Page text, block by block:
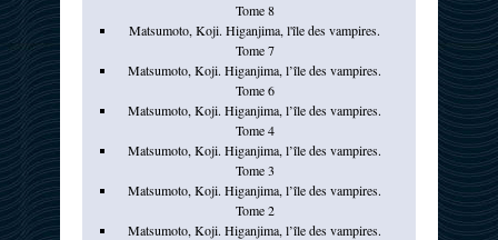
Tome 8
Matsumoto, Koji. Higanjima, l'île des vampires.
Tome 7
Matsumoto, Koji. Higanjima, l’île des vampires.
Tome 6
Matsumoto, Koji. Higanjima, l’île des vampires.
Tome 4
Matsumoto, Koji. Higanjima, l’île des vampires.
Tome 3
Matsumoto, Koji. Higanjima, l’île des vampires.
Tome 2
Matsumoto, Koji. Higanjima, l’île des vampires.